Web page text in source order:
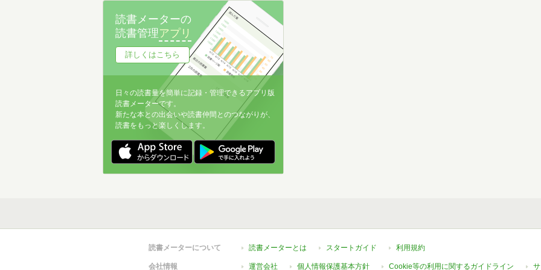
読書メーターの
読書管理アプリ
詳しくはこちら
日々の読書量を簡単に記録・管理できるアプリ版
読書メーターです。
新たな本との出会いや読書仲間とのつながりが、
読書をもっと楽しくします。
読書メーターについて 読書メーターとは スタートガイド 利用規約
会社情報 運営会社 個人情報保護基本方針 Cookie等の利用に関するガイドライン